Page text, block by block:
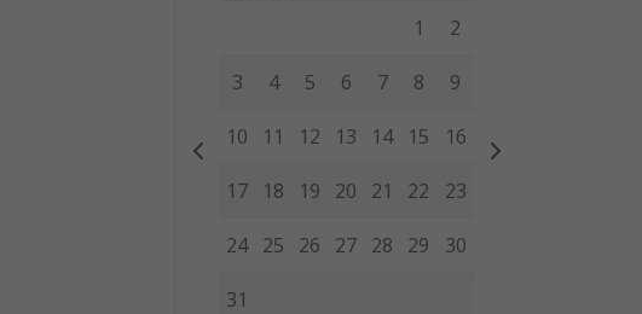
Miércoles Jueves
1 2
3 4 5 6 7 8 9
10 11 12 13 14 15 16
17 18 19 20 21 22 23
24 25 26 27 28 29 30
31